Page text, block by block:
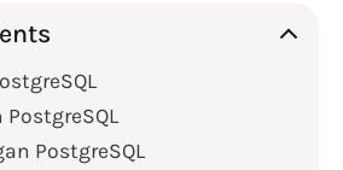
PostgreSQL